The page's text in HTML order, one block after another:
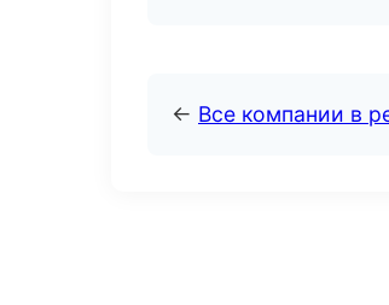
← Все компании в